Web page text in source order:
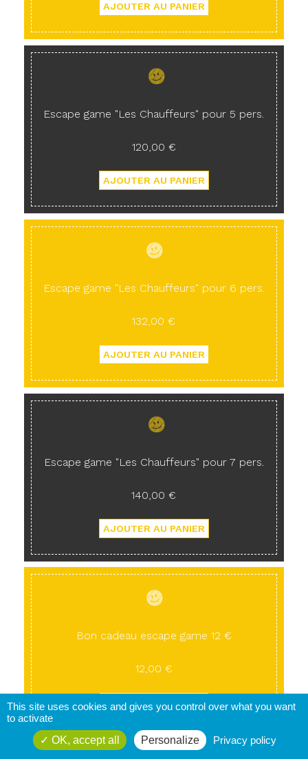
Escape game "Les Chauffeurs" pour 5 pers.
120,00 €
Escape game "Les Chauffeurs" pour 6 pers.
132,00 €
Escape game "Les Chauffeurs" pour 7 pers.
140,00 €
Bon cadeau escape game 12 €
12,00 €
This site uses cookies and gives you control over what you want
to activate
OK, accept all
Personalize Privacy policy